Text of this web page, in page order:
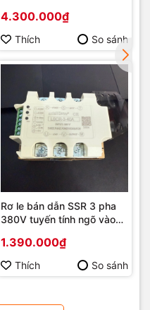
4.300.000₫
Thích So sánh
Rơ le bán dẫn SSR 3 pha
380V tuyến tính ngõ vào
1.390.000₫
Thích So sánh